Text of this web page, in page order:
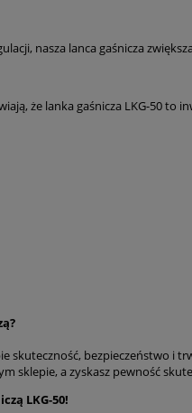
nasza lanca gaśnicza
że lanka gaśnicza LKG-50 to
skuteczność, bezpieczeństwo i
sklepie, a zyskasz pewność
LKG-50!